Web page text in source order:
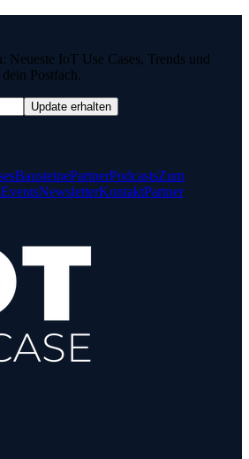
Neueste IoT Use Cases, Trends und
Postfach.
Update erhalten
BausteinePartnerPodcastsZum
EventsNewsletterKontaktPartner